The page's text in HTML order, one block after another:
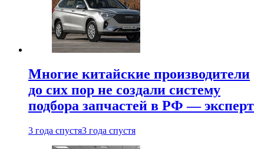
Многие китайские производители
до сих пор не создали систему
подбора запчастей в РФ — эксперт
3 года спустя3 года спустя